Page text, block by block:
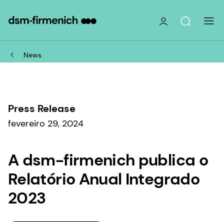
News
Press Release
fevereiro 29, 2024
A dsm-firmenich publica o
Relatório Anual Integrado
2023